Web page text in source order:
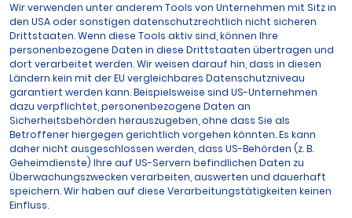
Wir verwenden unter anderem Tools von Unternehmen mit Sitz in
den USA oder sonstigen datenschutzrechtlich nicht sicheren
Drittstaaten. Wenn diese Tools aktiv sind, können Ihre
personenbezogene Daten in diese Drittstaaten übertragen und
dort verarbeitet werden. Wir weisen darauf hin, dass in diesen
Ländern kein mit der EU vergleichbares Datenschutzniveau
garantiert werden kann. Beispielsweise sind US-Unternehmen
dazu verpflichtet, personenbezogene Daten an
Sicherheitsbehörden herauszugeben, ohne dass Sie als
Betroffener hiergegen gerichtlich vorgehen könnten. Es kann
daher nicht ausgeschlossen werden, dass US-Behörden (z. B.
Geheimdienste) Ihre auf US-Servern befindlichen Daten zu
Überwachungszwecken verarbeiten, auswerten und dauerhaft
speichern. Wir haben auf diese Verarbeitungstätigkeiten keinen
Einfluss.